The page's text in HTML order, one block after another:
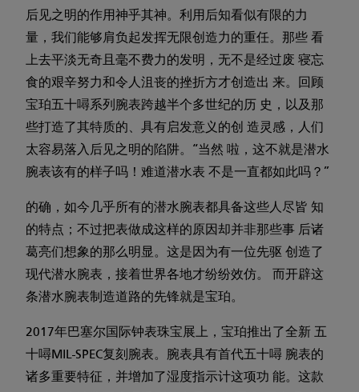
后见之明的作用神乎其神。利用后知看似有限的力
量，我们能够肩负起发挥无限创造力的重任。那些 看
上去平淡无奇且毫不费力的发明，无不是经过废 寝忘
食的艰辛努力和令人沮丧的挫折方才创造出 来。回顾
宝珀五十噚系列腕表跨越半个多世纪的历 史，以及那
些打造了其特质的、具有启发意义的创 造灵感，人们
太容易落入后见之明的陷阱。“当然 啦，这不就是潜水
腕表该有的样子吗！难道潜水表 不是一直都如此吗？”
的确，如今几乎所有的潜水腕表都具备这些人尽皆 知
的特点；不过把表做成这样的原因却并非那些事 后诸
葛亮们想象的那么明显。这是因为有一位先驱 创造了
现代潜水腕表，接着世界各地才纷纷效仿。 而开辟这
条潜水腕表制造道路的先锋就是宝珀。
2017年巴塞尔国际钟表珠宝展上，宝珀推出了全新 五
十噚MIL-SPEC复刻腕表。腕表具有首代五十噚 腕表的
诸多重要特征，并增加了湿度指示计这项功 能。这款